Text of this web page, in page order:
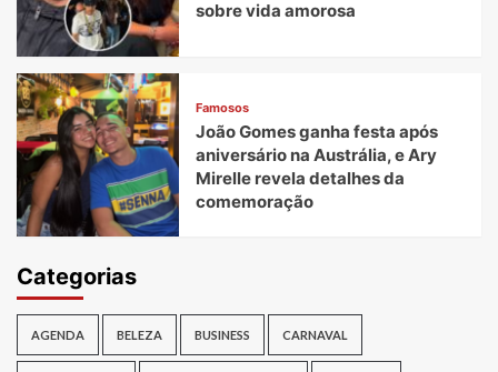
sobre vida amorosa
Famosos
João Gomes ganha festa após
aniversário na Austrália, e Ary
Mirelle revela detalhes da
comemoração
Categorias
AGENDA BELEZA BUSINESS CARNAVAL